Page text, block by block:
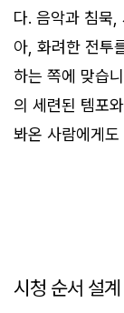
다. 음악과 침묵,
아, 화려한 전투
하는 쪽에 맞습
의 세련된 템포
봐온 사람에게
시청 순서 설계